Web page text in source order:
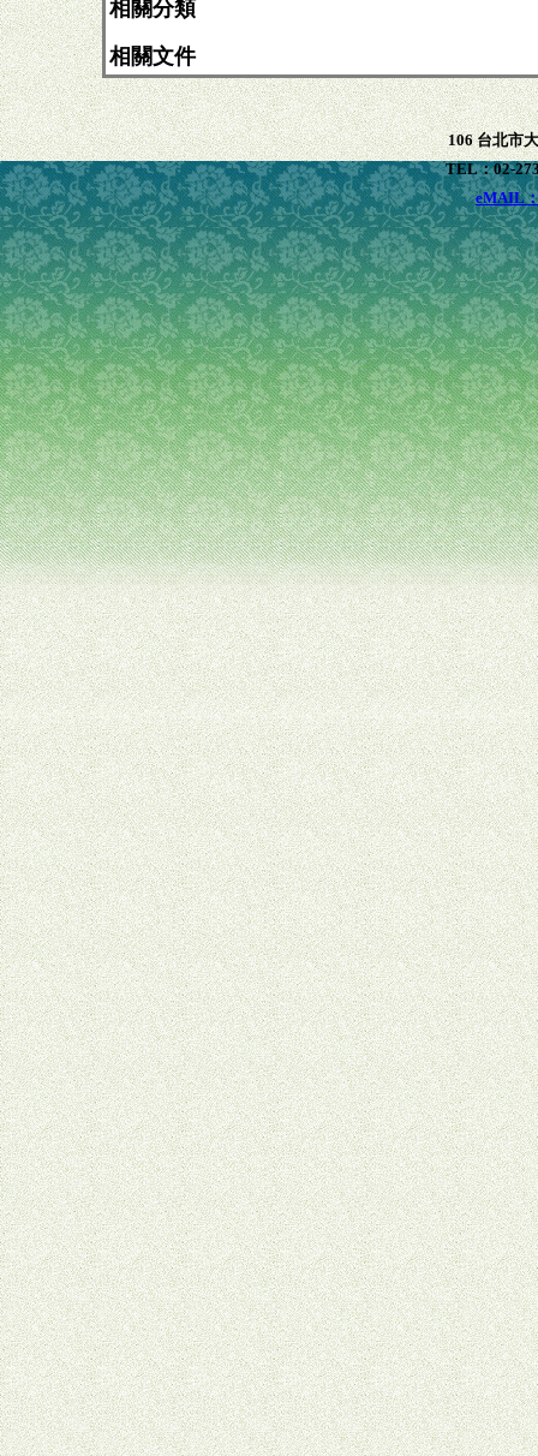
相關分類
相關文件
106 台北市
TEL：02-
eMAIL